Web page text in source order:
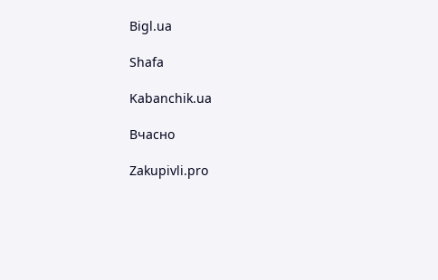
Bigl.ua
Shafa
Kabanchik.ua
Вчасно
Zakupivli.pro